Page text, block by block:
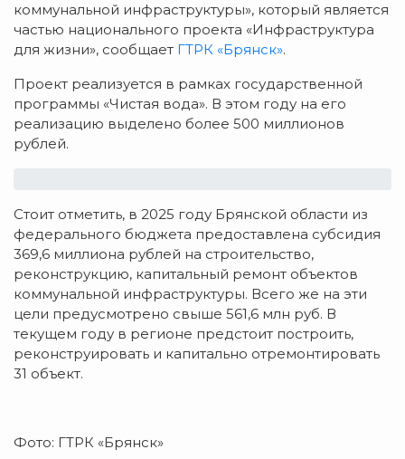
коммунальной инфраструктуры», который является
частью национального проекта «Инфраструктура
для жизни», сообщает ГТРК «Брянск».
Проект реализуется в рамках государственной
программы «Чистая вода». В этом году на его
реализацию выделено более 500 миллионов
рублей.
Стоит отметить, в 2025 году Брянской области из
федерального бюджета предоставлена субсидия
369,6 миллиона рублей на строительство,
реконструкцию, капитальный ремонт объектов
коммунальной инфраструктуры. Всего же на эти
цели предусмотрено свыше 561,6 млн руб. В
текущем году в регионе предстоит построить,
реконструировать и капитально отремонтировать
31 объект.
Фото: ГТРК «Брянск»